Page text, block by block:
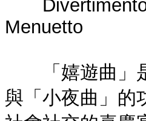
Divertimento
Menuetto
「嬉遊曲」是
與「小夜曲」的